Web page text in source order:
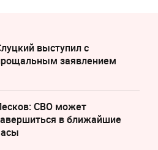
выступил с
заявлением
СВО может
в ближайшие